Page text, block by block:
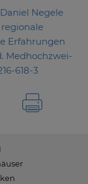
Negele
Erfahrungen
Medhochzwei-
618-3